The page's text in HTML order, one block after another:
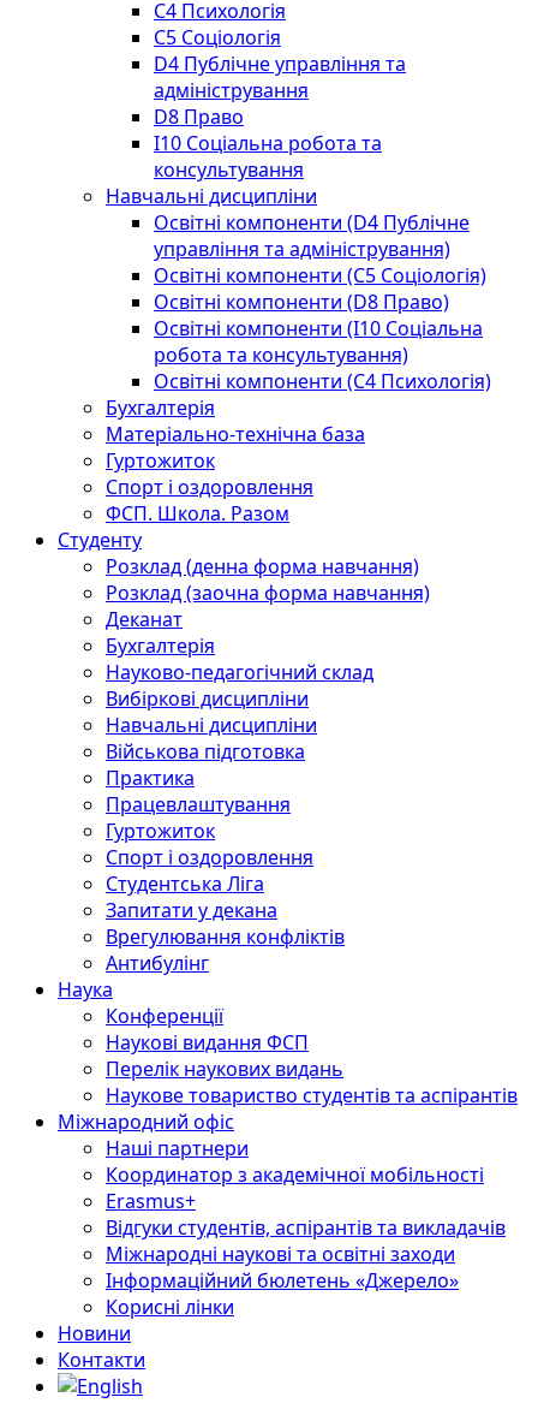
C4 Психологія
С5 Соціологія
D4 Публічне управління та
адміністрування
D8 Право
I10 Соціальна робота та
консультування
Навчальні дисципліни
Освітні компоненти (D4 Публічне
управління та адміністрування)
Освітні компоненти (С5 Соціологія)
Освітні компоненти (D8 Право)
Освітні компоненти (I10 Соціальна
робота та консультування)
Освітні компоненти (С4 Психологія)
Бухгалтерія
Матеріально-технічна база
Гуртожиток
Спорт і оздоровлення
ФСП. Школа. Разом
Студенту
Розклад (денна форма навчання)
Розклад (заочна форма навчання)
Деканат
Бухгалтерія
Науково-педагогічний склад
Вибіркові дисципліни
Навчальні дисципліни
Військова підготовка
Практика
Працевлаштування
Гуртожиток
Спорт і оздоровлення
Студентська Ліга
Запитати у декана
Врегулювання конфліктів
Антибулінг
Наука
Конференції
Наукові видання ФСП
Перелік наукових видань
Наукове товариство студентів та аспірантів
Міжнародний офіс
Наші партнери
Координатор з академічної мобільності
Erasmus+
Відгуки студентів, аспірантів та викладачів
Міжнародні наукові та освітні заходи
Інформаційний бюлетень «Джерело»
Корисні лінки
Новини
Контакти